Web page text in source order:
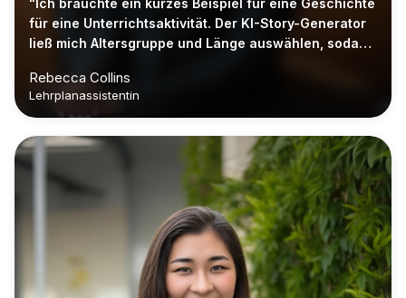
für eine Unterrichtsaktivität. Der KI-Story-Generator
ließ mich Altersgruppe und Länge auswählen, sodass
Rebecca Collins
Lehrplanassistentin